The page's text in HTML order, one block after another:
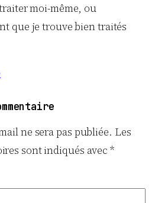
moi-même, ou
que je trouve bien traités
ne sera pas publiée. Les
sont indiqués avec*